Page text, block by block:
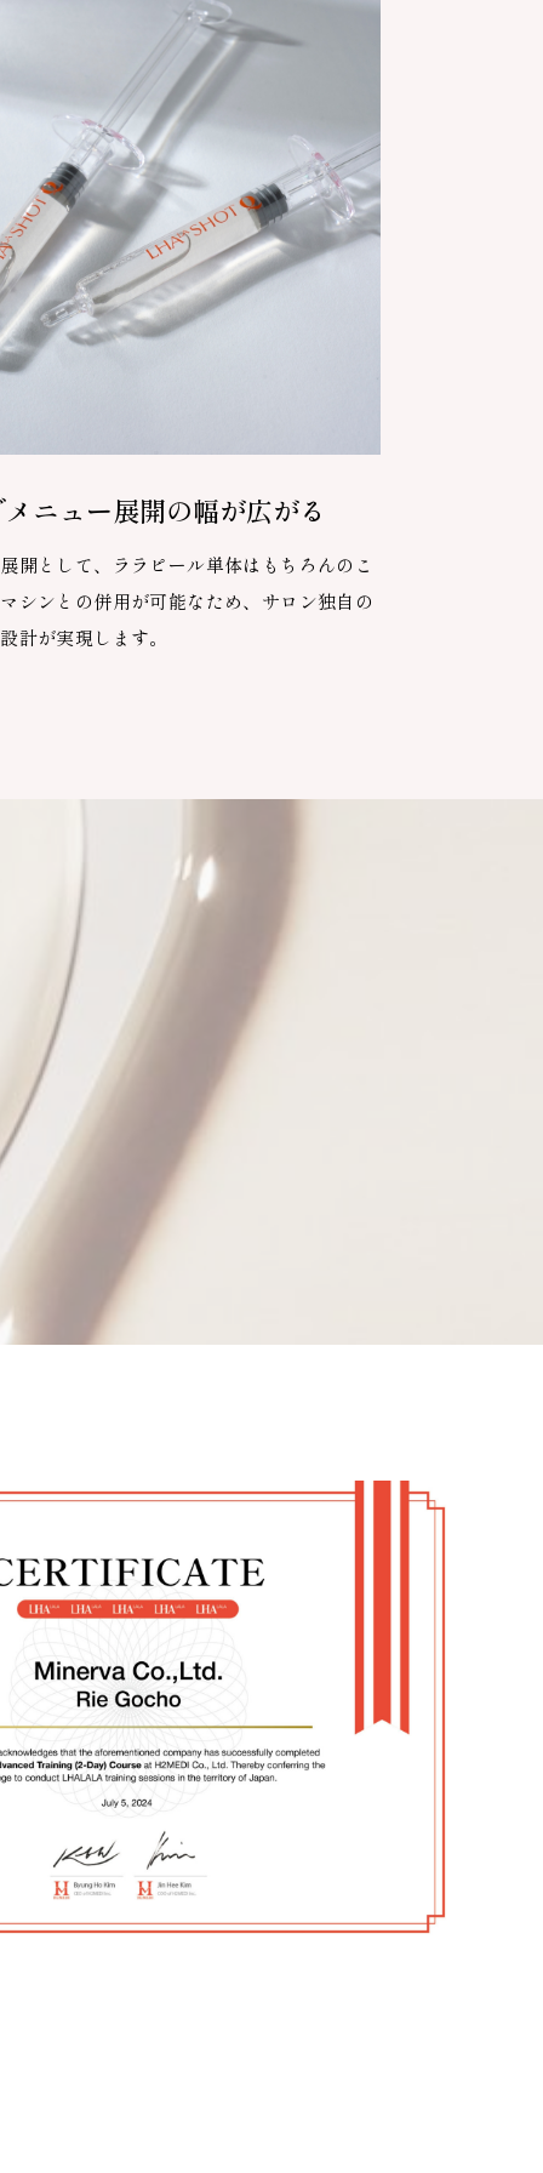
ニュー展開の幅が広がる
開として、ララピール単体はもちろんのこ
シンとの併用が可能なため、サロン独自の
計が実現します。